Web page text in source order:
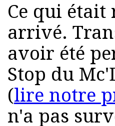
Ce qui était
arrivé.
avoir été
Stop du
(lire notre
n'a pas